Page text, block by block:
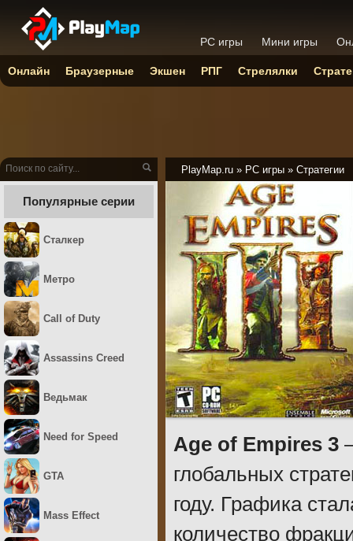
PlayMap.ru » PC игры » Стратегии
Age of Empires 3
глобальных
году. Графика
количество
Популярные серии
Сталкер
Метро
Call of Duty
Assassins Creed
Ведьмак
Need for Speed
GTA
Mass Effect
PC игры Мини игры
Онлайн Браузерные Экшен РПГ Стрелялки